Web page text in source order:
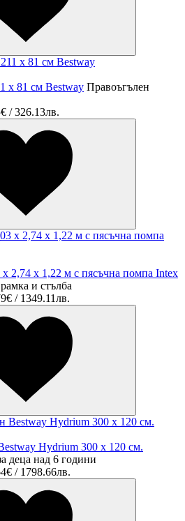
х 81 см Bestway Правоъгълен
/ 326.13лв.
2,74 х 1,22 м с пясъчна помпа Intex
и стълба
/ 1349.11лв.
Hydrium 300 x 120 см.
деца над 6 години
/ 1798.66лв.